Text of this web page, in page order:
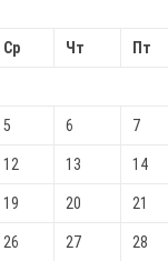
Ср Чт Пт
5 6 7
12 13 14
19 20 21
26 27 28